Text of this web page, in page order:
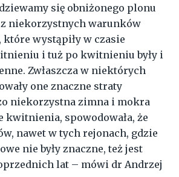
się obniżonego plonu
z niekorzystnych warunków
wystąpiły w czasie
i tuż po kwitnieniu były i
Zwłaszcza w niektórych
one znaczne straty
niekorzystna zimna i mokra
kwitnienia, spowodowała, że
nawet w tych rejonach, gdzie
nie były znaczne, też jest
lat – mówi dr Andrzej